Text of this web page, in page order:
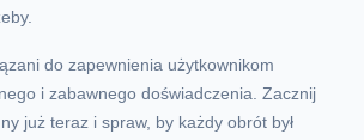
do zapewnienia użytkownikom
i zabawnego doświadczenia. Zacznij
już teraz i spraw, by każdy obrót był